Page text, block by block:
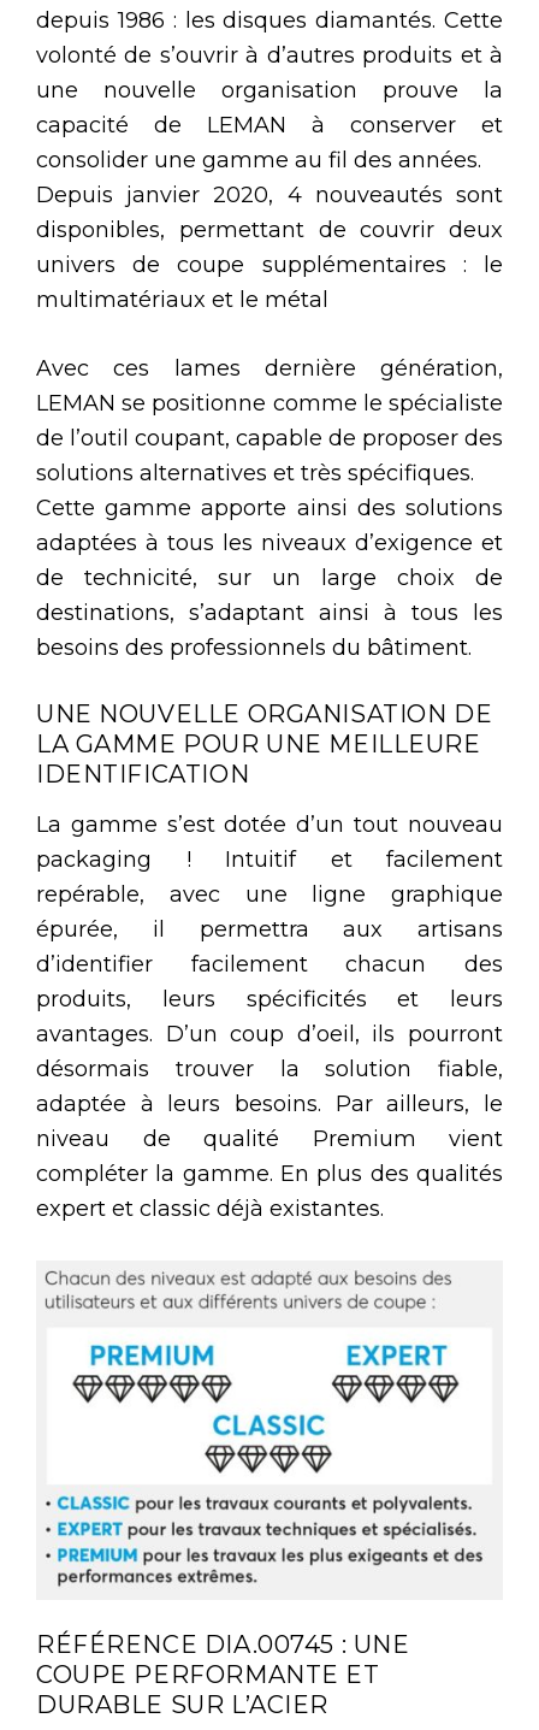
depuis 1986 : les disques diamantés. Cette
volonté de s’ouvrir à d’autres produits et à
une nouvelle organisation prouve la
capacité de LEMAN à conserver et
consolider une gamme au fil des années.
Depuis janvier 2020, 4 nouveautés sont
disponibles, permettant de couvrir deux
univers de coupe supplémentaires : le
multimatériaux et le métal
Avec ces lames dernière génération,
LEMAN se positionne comme le spécialiste
de l’outil coupant, capable de proposer des
solutions alternatives et très spécifiques.
Cette gamme apporte ainsi des solutions
adaptées à tous les niveaux d’exigence et
de technicité, sur un large choix de
destinations, s’adaptant ainsi à tous les
besoins des professionnels du bâtiment.
UNE NOUVELLE ORGANISATION DE
LA GAMME POUR UNE MEILLEURE
IDENTIFICATION
La gamme s’est dotée d’un tout nouveau
packaging ! Intuitif et facilement
repérable, avec une ligne graphique
épurée, il permettra aux artisans
d’identifier facilement chacun des
produits, leurs spécificités et leurs
avantages. D’un coup d’oeil, ils pourront
désormais trouver la solution fiable,
adaptée à leurs besoins. Par ailleurs, le
niveau de qualité Premium vient
compléter la gamme. En plus des qualités
expert et classic déjà existantes.
RÉFÉRENCE DIA.00745 : UNE
COUPE PERFORMANTE ET
DURABLE SUR L’ACIER